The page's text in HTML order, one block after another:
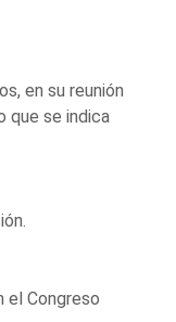
en su reunión
que se indica
el Congreso